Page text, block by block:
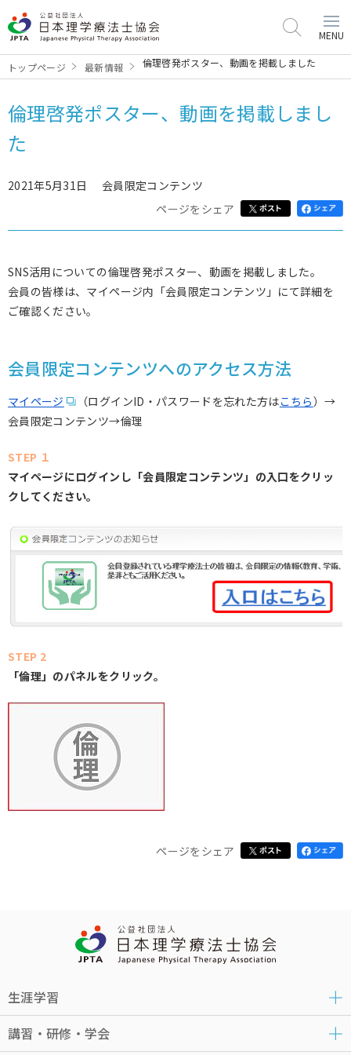
MENU
トップページ 最新情報 倫理啓発ポスター、動画を掲載しました
倫理啓発ポスター、動画を掲載しまし
た
2021年5月31日
会員限定コンテンツ
ページをシェア
SNS活用についての倫理啓発ポスター、動画を掲載しました。
会員の皆様は、マイページ内「会員限定コンテンツ」にて詳細を
ご確認ください。
会員限定コンテンツへのアクセス方法
マイページ （ログインID・パスワードを忘れた方はこちら）→
会員限定コンテンツ→倫理
STEP １
マイページにログインし「会員限定コンテンツ」の入口をクリッ
クしてください。
STEP 2
「倫理」のパネルをクリック。
ページをシェア
生涯学習
講習・研修・学会